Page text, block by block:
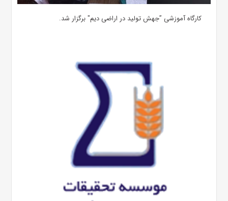
کارگاه آموزشی ”جهش تولید در اراضی دیم" برگزار شد.